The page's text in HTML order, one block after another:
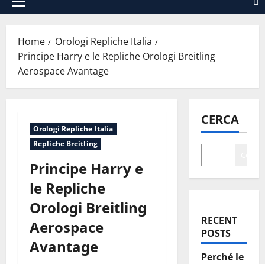
Menu
Home
Orologi Repliche Italia
Principe Harry e le Repliche Orologi Breitling
Aerospace Avantage
Orologi Repliche Italia
Repliche Breitling
Principe Harry e
le Repliche
Orologi Breitling
Aerospace
Avantage
CERCA
RECENT
POSTS
Perché le